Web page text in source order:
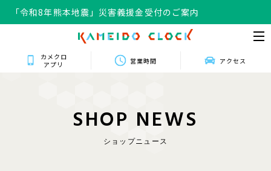
「令和8年熊本地震」災害義援金受付のご案内
カメクロ
アプリ
営業時間 アクセス
SHOP NEWS
ショップニュース